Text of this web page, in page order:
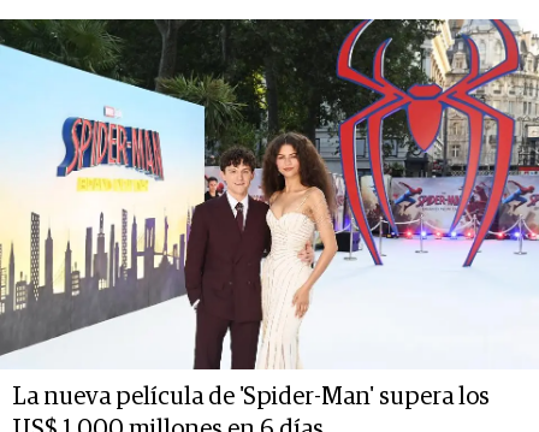
La nueva película de 'Spider-Man' supera los